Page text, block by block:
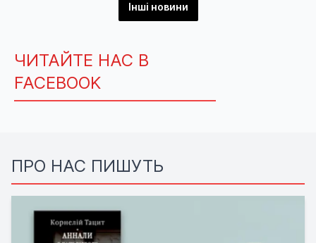
Інші новини
ЧИТАЙТЕ НАС В
FACEBOOK
ПРО НАС ПИШУТЬ